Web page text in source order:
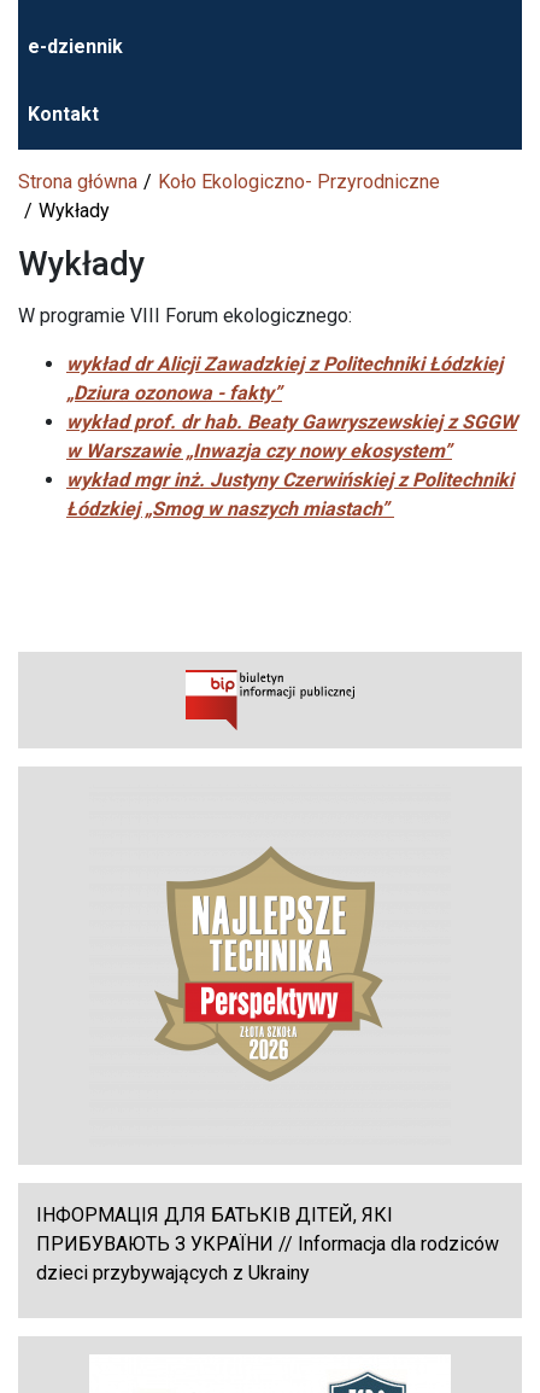
e-dziennik
Kontakt
Strona główna
Koło Ekologiczno- Przyrodniczne
Wykłady
Wykłady
W programie VIII Forum ekologicznego:
wykład dr Alicji Zawadzkiej z Politechniki Łódzkiej
„Dziura ozonowa - fakty”
wykład prof. dr hab. Beaty Gawryszewskiej z SGGW
w Warszawie „Inwazja czy nowy ekosystem”
wykład mgr inż. Justyny Czerwińskiej z Politechniki
Łódzkiej „Smog w naszych miastach”
ІНФОРМАЦІЯ ДЛЯ БАТЬКІВ ДІТЕЙ, ЯКІ
ПРИБУВАЮТЬ З УКРАЇНИ // Informacja dla rodziców
dzieci przybywających z Ukrainy